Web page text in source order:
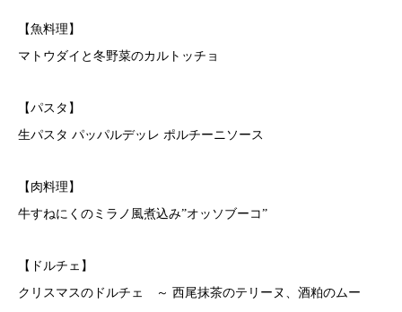
【魚料理】
マトウダイと冬野菜のカルトッチョ
【パスタ】
生パスタ パッパルデッレ ポルチーニソース
【肉料理】
牛すねにくのミラノ風煮込み”オッソブーコ”
【ドルチェ】
クリスマスのドルチェ ～ 西尾抹茶のテリーヌ、酒粕のムー